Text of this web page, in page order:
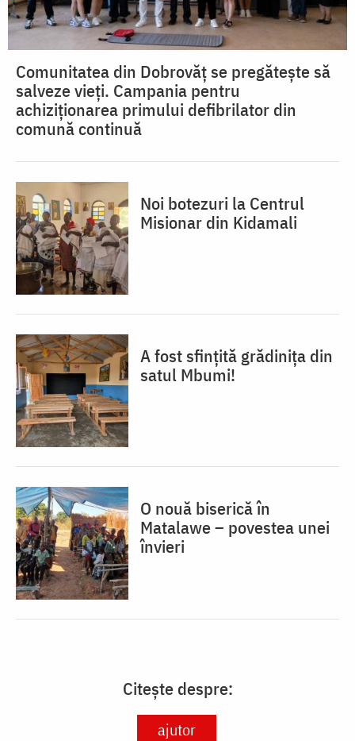
Comunitatea din Dobrovăț se pregătește să
salveze vieți. Campania pentru
achiziționarea primului defibrilator din
comună continuă
Noi botezuri la Centrul
Misionar din Kidamali
A fost sfințită grădinița din
satul Mbumi!
O nouă biserică în
Matalawe – povestea unei
învieri
Citește despre:
ajutor